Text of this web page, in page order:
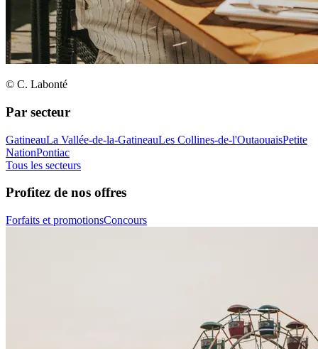
© C. Labonté
Par secteur
GatineauLa Vallée-de-la-GatineauLes Collines-de-l'OutaouaisPetite
NationPontiac
Tous les secteurs
Profitez de nos offres
Forfaits et promotionsConcours